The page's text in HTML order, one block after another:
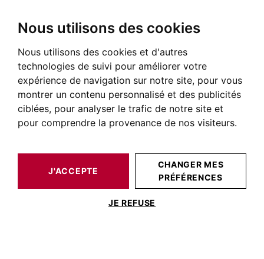
Nous utilisons des cookies
Nous utilisons des cookies et d'autres
technologies de suivi pour améliorer votre
expérience de navigation sur notre site, pour vous
montrer un contenu personnalisé et des publicités
ciblées, pour analyser le trafic de notre site et
pour comprendre la provenance de nos visiteurs.
J'ACCEPTE
JE REFUSE
CHANGER MES
PRÉFÉRENCES
BARNES TOULOUSE
Immobilier Nogaro
Annonces immobilières à Nogaro
NOS BIENS À ACHETER
Aucun résultat pour cette recherche